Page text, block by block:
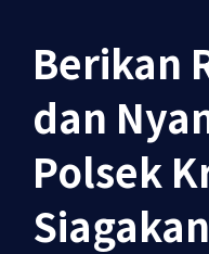
Berikan
dan
Polsek